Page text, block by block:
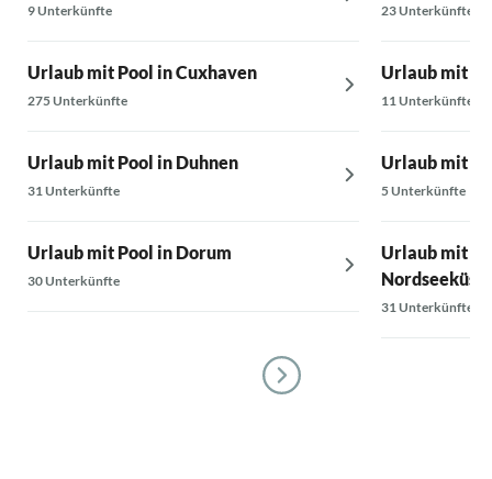
9 Unterkünfte
Urlaub mit Pool in Cuxhaven
275 Unterkünfte
Urlaub mit Pool in Duhnen
31 Unterkünfte
Urlaub mit Pool in Dorum
30 Unterkünfte
23 Unterkünfte
Urlaub mit
11 Unterkünfte
Urlaub mit
5 Unterkünfte
Urlaub mit
Nordseeküste
31 Unterkünfte